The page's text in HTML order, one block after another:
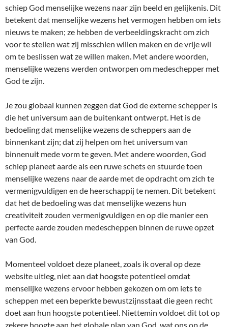
schiep God menselijke wezens naar zijn beeld en gelijkenis. Dit
betekent dat menselijke wezens het vermogen hebben om iets
nieuws te maken; ze hebben de verbeeldingskracht om zich
voor te stellen wat zij misschien willen maken en de vrije wil
om te beslissen wat ze willen maken. Met andere woorden,
menselijke wezens werden ontworpen om medeschepper met
God te zijn.
Je zou globaal kunnen zeggen dat God de externe schepper is
die het universum aan de buitenkant ontwerpt. Het is de
bedoeling dat menselijke wezens de scheppers aan de
binnenkant zijn; dat zij helpen om het universum van
binnenuit mede vorm te geven. Met andere woorden, God
schiep planeet aarde als een ruwe schets en stuurde toen
menselijke wezens naar de aarde met de opdracht om zich te
vermenigvuldigen en de heerschappij te nemen. Dit betekent
dat het de bedoeling was dat menselijke wezens hun
creativiteit zouden vermenigvuldigen en op die manier een
perfecte aarde zouden medescheppen binnen de ruwe opzet
van God.
Momenteel voldoet deze planeet, zoals ik overal op deze
website uitleg, niet aan dat hoogste potentieel omdat
menselijke wezens ervoor hebben gekozen om om iets te
scheppen met een beperkte bewustzijnsstaat die geen recht
doet aan hun hoogste potentieel. Niettemin voldoet dit tot op
zekere hoogte aan het globale plan van God, wat ons op de